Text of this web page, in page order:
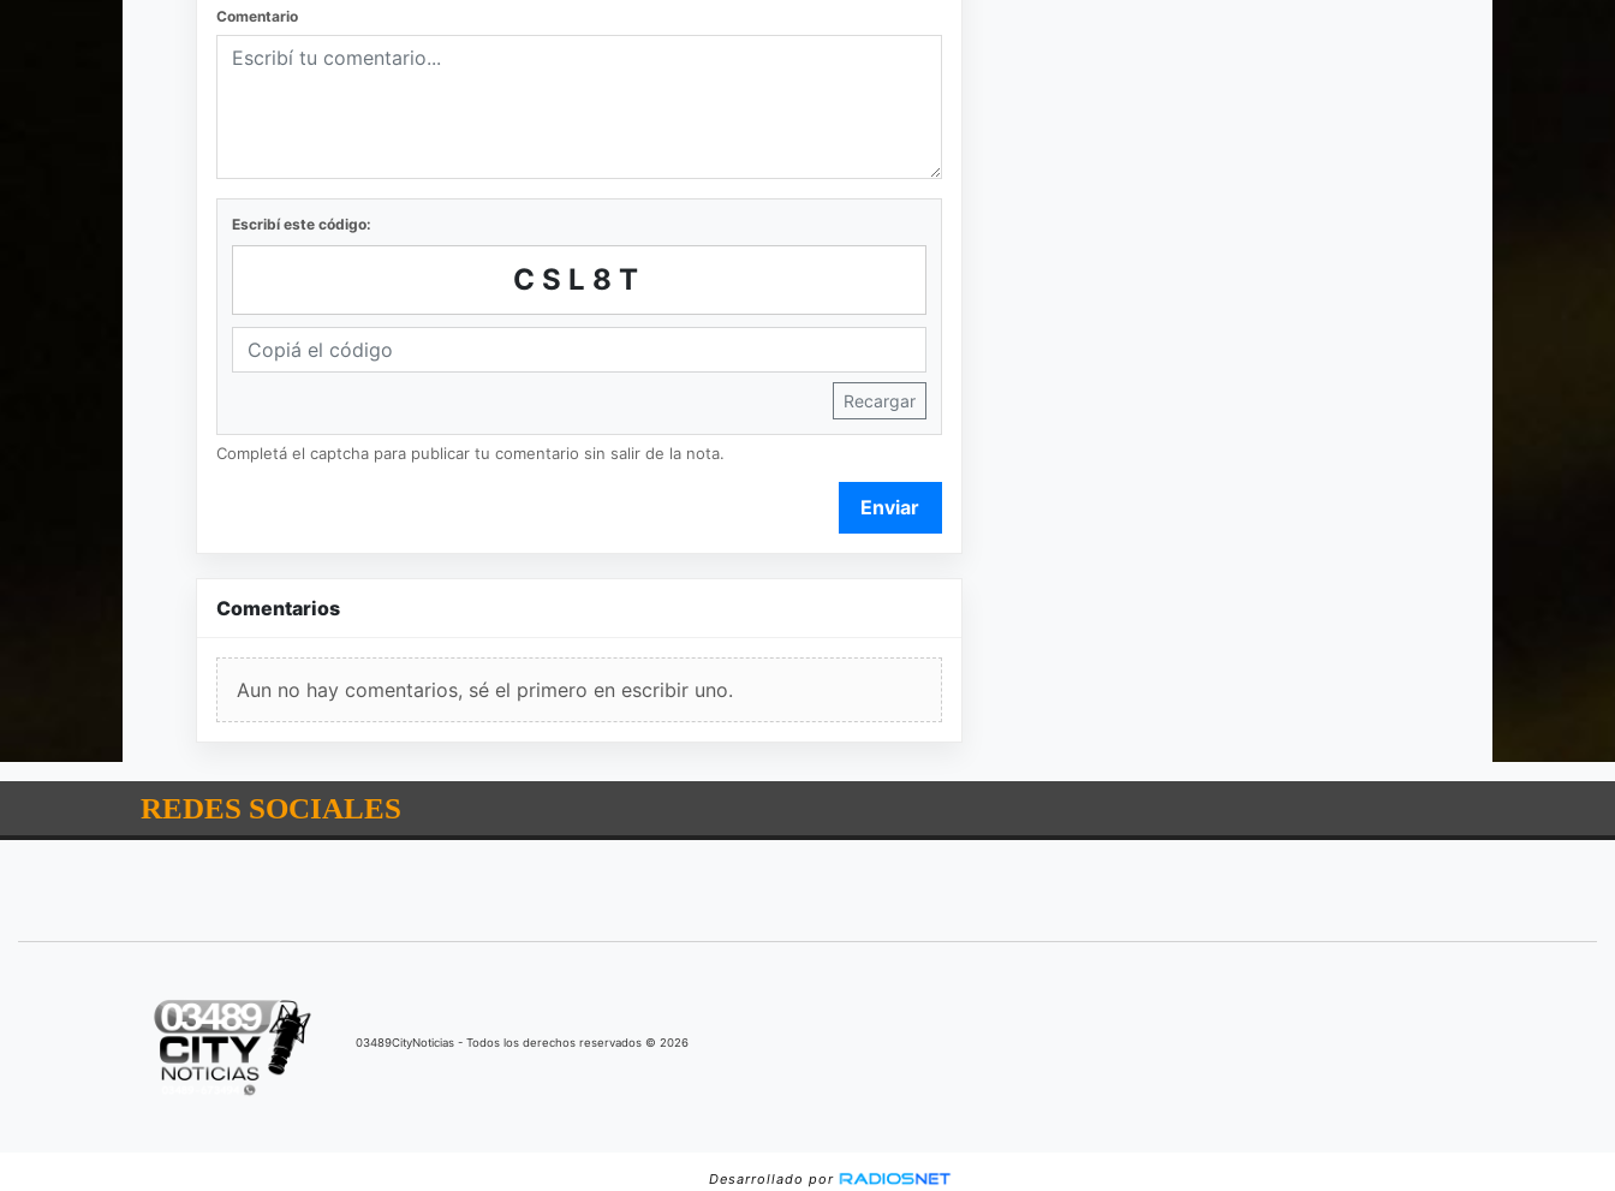
Comentario
Escribí este código:
CSL8T
Recargar
Completá el captcha para publicar tu comentario sin salir de la nota.
Enviar
Comentarios
Aun no hay comentarios, sé el primero en escribir uno.
REDES SOCIALES
03489CityNoticias - Todos los derechos reservados © 2026
Desarrollado por